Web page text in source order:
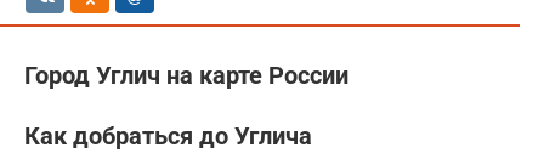
Город Углич на карте России
Как добраться до Углича